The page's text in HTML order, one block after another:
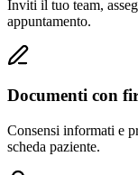
Inviti il tuo team,
appuntamento.
Documenti con
Consensi informati e
scheda paziente.